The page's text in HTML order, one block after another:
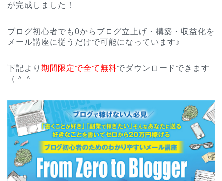
が完成しました！
ブログ初心者でも0からブログ立上げ・構築・収益化を
メール講座に従うだけで可能になっています♪
下記より 期間限定で全て無料でダウンロードできます
（＾＾